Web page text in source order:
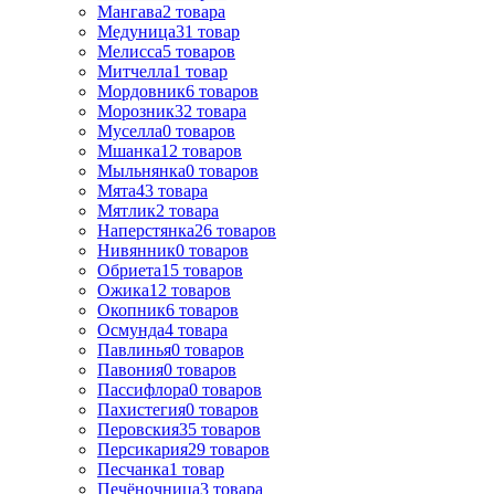
Мангава2 товара
Медуница31 товар
Мелисса5 товаров
Митчелла1 товар
Мордовник6 товаров
Морозник32 товара
Муселла0 товаров
Мшанка12 товаров
Мыльнянка0 товаров
Мята43 товара
Мятлик2 товара
Наперстянка26 товаров
Нивянник0 товаров
Обриета15 товаров
Ожика12 товаров
Окопник6 товаров
Осмунда4 товара
Павлинья0 товаров
Павония0 товаров
Пассифлора0 товаров
Пахистегия0 товаров
Перовския35 товаров
Персикария29 товаров
Песчанка1 товар
Печёночница3 товара